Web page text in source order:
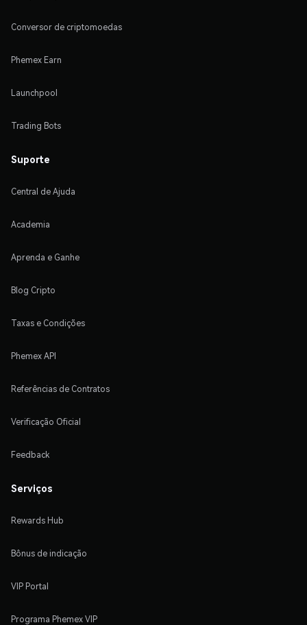
Conversor de criptomoedas
Phemex Earn
Launchpool
Trading Bots
Suporte
Central de Ajuda
Academia
Aprenda e Ganhe
Blog Cripto
Taxas e Condições
Phemex API
Referências de Contratos
Verificação Oficial
Feedback
Serviços
Rewards Hub
Bônus de indicação
VIP Portal
Programa Phemex VIP